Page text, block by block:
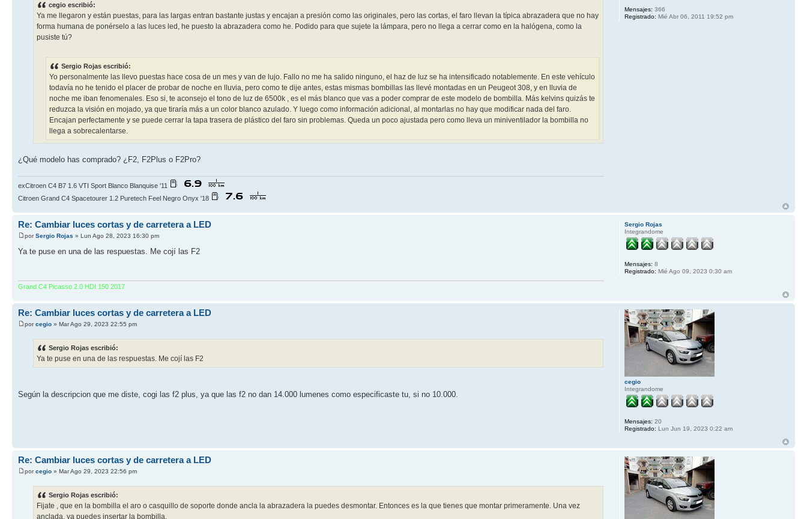
cegio escribió:
Ya me llegaron y están puestas, para las largas entran bastante justas y encajan a presión como las originales, pero las cortas, el faro llevan la típica abrazadera que no hay
forma humana de ponérselo a las luces led, he puesto la abrazadera como he. Podido para que sujete la lámpara, pero no llega a cerrar como en la halógena, como la
pusiste tú?
Sergio Rojas escribió:
Yo personalmente las llevo puestas hace cosa de un mes y van de lujo. Fallo no me ha salido ninguno, el haz de luz se ha intensificado notablemente. En este vehículo
todavía no he tenido el placer de probar de noche en lluvia, pero como te dije antes, estas mismas bombillas las llevé montadas en un Peugeot 308, y en lluvia de
noche me iban fenomenales. Eso si, te aconsejo el tono de luz de 6500k , es el más blanco que vas a poder comprar de este modelo de bombilla. Más kelvins quizás te
reduzca la visión en mojado, ya que tiraría más a un color blanco azulado. Y luego como información adicional, al montarlas no hay que modificar nada del faro.
Encajan perfectamente y se puede cerrar la tapa trasera de plástico del faro sin problemas. Queda un poco ajustada pero como lleva un miniventilador la bombilla no
llega a sobrecalentarse.
¿Qué modelo has comprado? ¿F2, F2Plus o F2Pro?
exCitroen C4 B7 1.6 VTI Sport Blanco Blanquise '11
Citroen Grand C4 Spacetourer 1.2 Puretech Feel Negro Onyx '18
Mensajes: 366
Registrado: Mié Abr 06, 2011 19:52 pm
Re: Cambiar luces cortas y de carretera a LED
porSergio Rojas » Lun Ago 28, 2023 16:30 pm
Ya te puse en una de las respuestas. Me cojí las F2
Grand C4 Picasso 2.0 HDI 150 2017
Sergio Rojas
Integrandome
Mensajes: 8
Registrado: Mié Ago 09, 2023 0:30 am
Re: Cambiar luces cortas y de carretera a LED
porcegio » Mar Ago 29, 2023 22:55 pm
Sergio Rojas escribió:
Ya te puse en una de las respuestas. Me cojí las F2
Según la descripcion que me diste, cogi las f2 plus, ya que las f2 no dan 14.000 lumenes como especificaste tu, si no 10.000.
cegio
Integrandome
Mensajes: 20
Registrado: Lun Jun 19, 2023 0:22 am
Re: Cambiar luces cortas y de carretera a LED
porcegio » Mar Ago 29, 2023 22:56 pm
Sergio Rojas escribió:
Fijate , que en la bombilla el aro o casquillo de soporte donde ancla la abrazadera la puedes desmontar. Entonces es la que tienes que montar primeramente. Una vez
anclada, ya puedes insertar la bombilla.